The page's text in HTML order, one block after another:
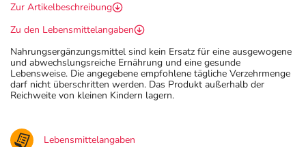
Zur Artikelbeschreibung
Zu den Lebensmittelangaben
Nahrungsergänzungsmittel sind kein Ersatz für eine ausgewogene
und abwechslungsreiche Ernährung und eine gesunde
Lebensweise. Die angegebene empfohlene tägliche Verzehrmenge
darf nicht überschritten werden. Das Produkt außerhalb der
Reichweite von kleinen Kindern lagern.
Lebensmittelangaben